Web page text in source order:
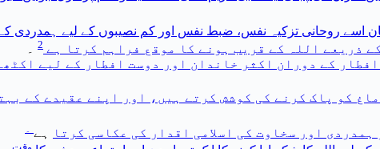
اسے روحانی تزکیہ نفس، ضبط نفس اور کم نصیبوں کے لیے ہمدردی کے
ذریعے اللہ کے قریب ہونے کا موقع فراہم کرتا ہے 2 ۔
کے دوران اکثر خاندان اور دوست افطار کے لیے
کو پاک کرنے کی کوشش کرتے ہیں، اور اپنے عقیدے کے
اور سخاوت کی اسلامی اقدار کی عکاسی کرتا ہے ۔
وقت